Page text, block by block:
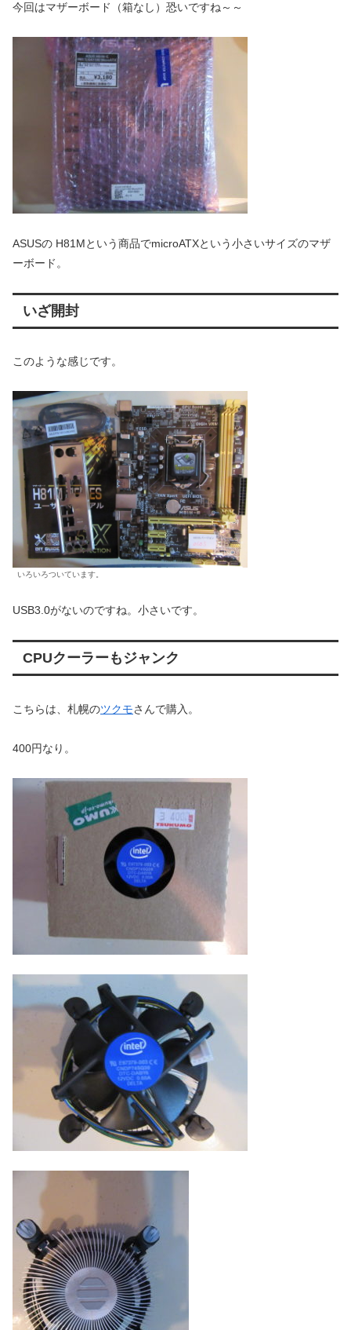
今回はマザーボード（箱なし）恐いですね～～
ASUSの H81Mという商品でmicroATXという小さいサイズのマザ
ーボード。
いざ開封
このような感じです。
いろいろついています。
USB3.0がないのですね。小さいです。
CPUクーラーもジャンク
こちらは、札幌のツクモさんで購入。
400円なり。